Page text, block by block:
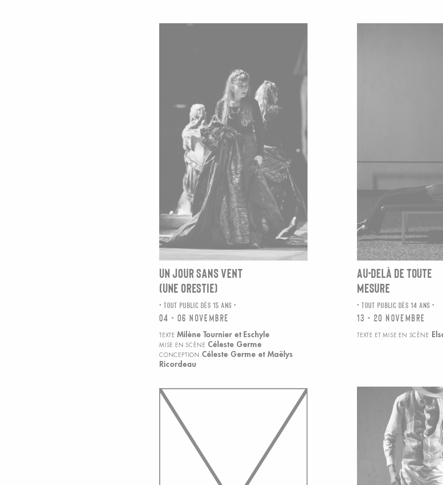
UN JOUR SANS VENT
(UNE ORESTIE)
TOUT PUBLIC DÈS 15 ANS
04 - 06 novembre
TEXTE Milène Tournier et Eschyle
MISE EN SCÈNE Céleste Germe
CONCEPTION
Céleste Germe et Maëlys
Ricordeau
AU-DELÀ DE TOUTE
MESURE
TOUT PUBLIC DÈS 14 ANS
13 - 20 novembre
TEXTE ET MISE EN SCÈNE